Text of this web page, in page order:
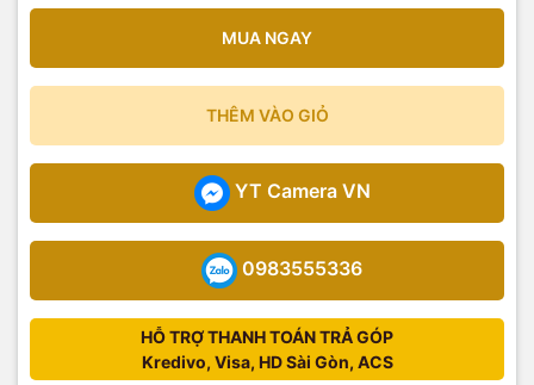
MUA NGAY
THÊM VÀO GIỎ
YT Camera VN
0983555336
HỖ TRỢ THANH TOÁN TRẢ GÓP
Kredivo, Visa, HD Sài Gòn, ACS